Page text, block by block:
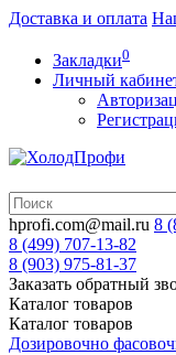
Доставка и оплата
Закладки0
Личный
hprofi.com@mail.ru 8
8 (499) 707-13-82
8 (903) 975-81-37
Заказать обратный
Каталог товаров
Каталог товаров
Дозировочно